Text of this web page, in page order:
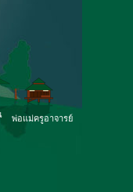
พ่อแม่ครูอาจารย์